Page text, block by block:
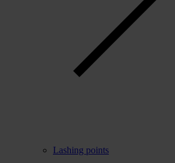
Lashing points